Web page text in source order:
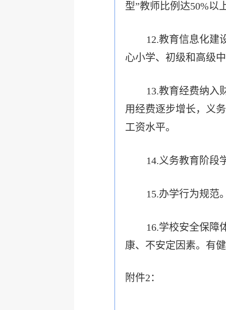
型”教师比例达50%以
12.教育信息化建
心小学、初级和高级
13.教育经费纳入
用经费逐步增长，义
工资水平。
14.义务教育阶段
15.办学行为规范
16.学校安全保障
康、不安定因素。有
附件2：